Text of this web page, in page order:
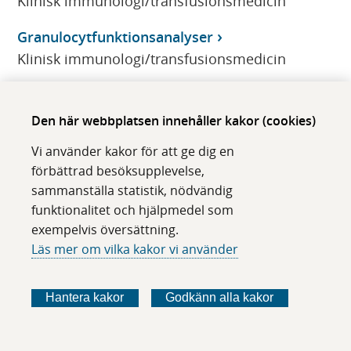
Den här webbplatsen innehåller kakor (cookies)
Vi använder kakor för att ge dig en
förbättrad besöksupplevelse,
sammanställa statistik, nödvändig
funktionalitet och hjälpmedel som
exempelvis översättning.
Läs mer om vilka kakor vi använder
Hantera kakor Godkänn alla kakor
Granulocytfunktionsanalyser
Klinisk immunologi/transfusionsmedicin
Klinisk immunologi/transfusionsmedicin
GRHPR, genetisk utredning
CMMS
Grovnålsbiopsi
Klinisk patologi/cytologi
CMMS